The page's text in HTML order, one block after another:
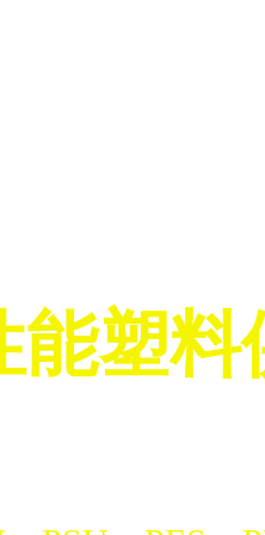
能塑料